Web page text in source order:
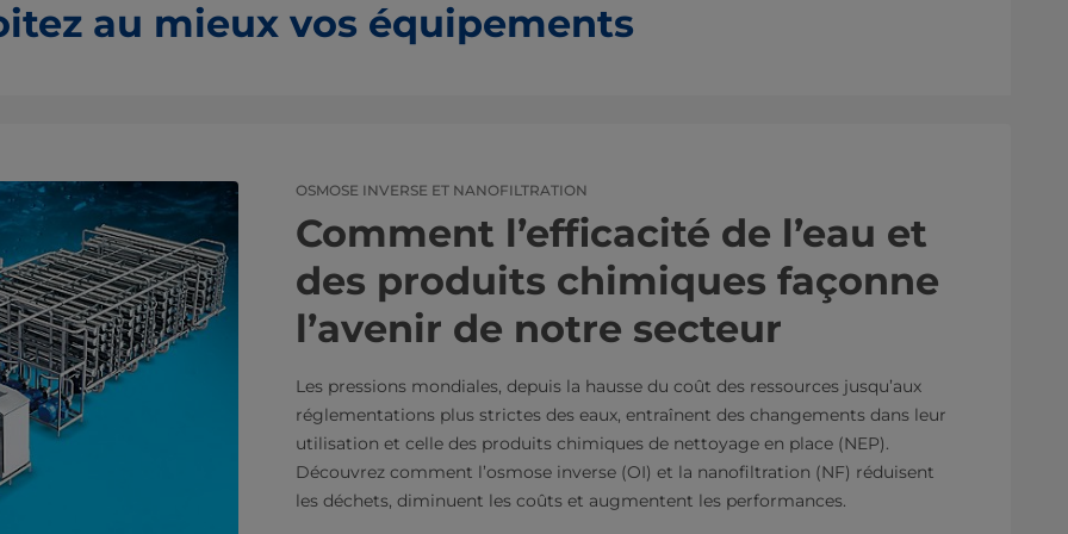
au mieux vos équipements
OSMOSE INVERSE ET NANOFILTRATION
Comment l’efficacité de l’eau et
des produits chimiques façonne
l’avenir de notre secteur
Les pressions mondiales, depuis la hausse du coût des ressources jusqu’aux
réglementations plus strictes des eaux, entraînent des changements dans leur
utilisation et celle des produits chimiques de nettoyage en place (NEP).
Découvrez comment l’osmose inverse (OI) et la nanofiltration (NF) réduisent
les déchets, diminuent les coûts et augmentent les performances.